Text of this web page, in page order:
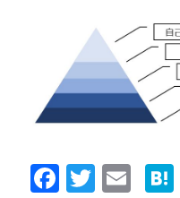
F
T